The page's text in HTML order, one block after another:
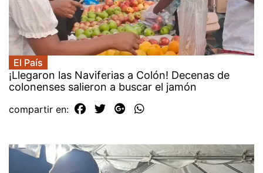
El País
¡Llegaron las Naviferias a Colón! Decenas de
colonenses salieron a buscar el jamón
compartir en: